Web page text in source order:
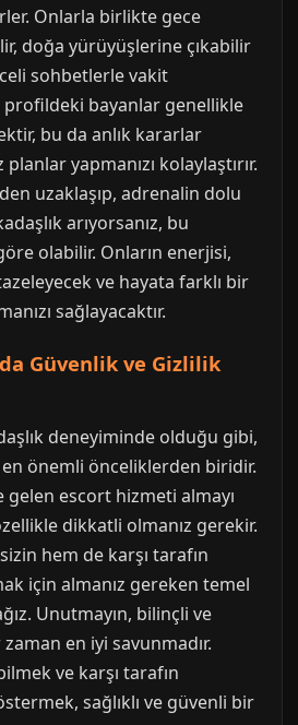
Onlarla birlikte gece
doğa yürüyüşlerine çıkabilir
sohbetlerle vakit
bayanlar genellikle
bu da anlık kararlar
yapmanızı kolaylaştırır.
uzaklaşıp, adrenalin dolu
arıyorsanız, bu
olabilir. Onların enerjisi,
ve hayata farklı bir
sağlayacaktır.
Güvenlik ve Gizlilik
deneyiminde olduğu gibi,
önemli önceliklerden biridir.
gelen escort hizmeti almayı
dikkatli olmanız gerekir.
hem de karşı tarafın
için almanız gereken temel
Unutmayın, bilinçli ve
en iyi savunmadır.
ve karşı tarafın
sağlıklı ve güvenli bir